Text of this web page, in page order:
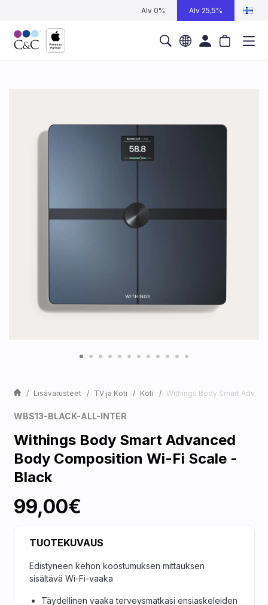
Alv 0% Alv 25,5%
Lisävarusteet TV ja Koti Koti Withings Body Smart
WBS13-BLACK-ALL-INTER
Withings Body Smart Advanced
Body Composition Wi-Fi Scale -
Black
99,00€
TUOTEKUVAUS
Edistyneen kehon koostumuksen mittauksen
sisältävä Wi-Fi-vaaka
Täydellinen vaaka terveysmatkasi ensiaskeleiden